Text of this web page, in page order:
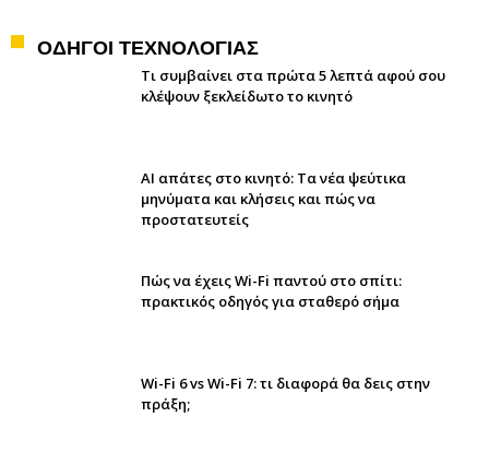
ΟΔΗΓΟΙ ΤΕΧΝΟΛΟΓΙΑΣ
Τι συμβαίνει στα πρώτα 5 λεπτά αφού σου
κλέψουν ξεκλείδωτο το κινητό
AI απάτες στο κινητό: Τα νέα ψεύτικα
μηνύματα και κλήσεις και πώς να
προστατευτείς
Πώς να έχεις Wi-Fi παντού στο σπίτι:
πρακτικός οδηγός για σταθερό σήμα
Wi-Fi 6 vs Wi-Fi 7: τι διαφορά θα δεις στην
πράξη;